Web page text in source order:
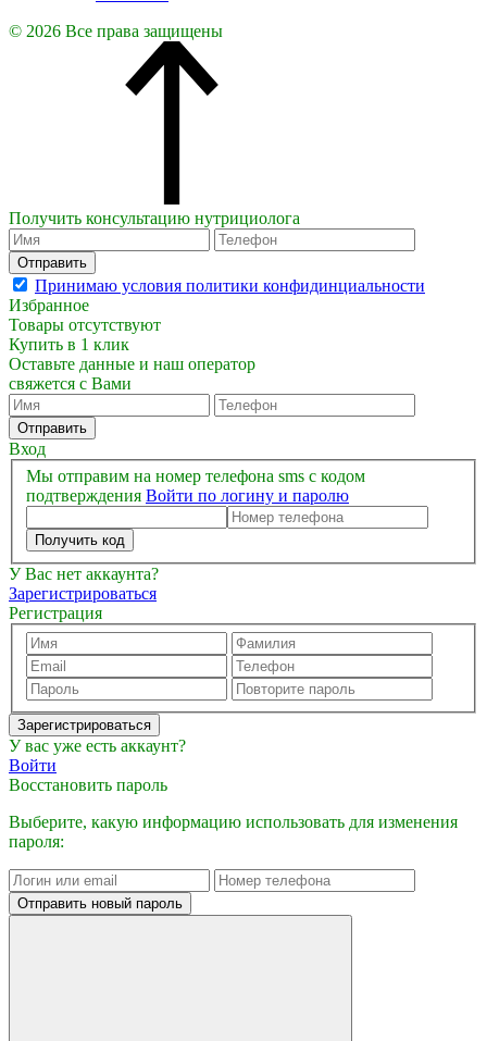
© 2026 Все права защищены
Получить консультацию нутрициолога
Отправить
Принимаю условия политики конфидинциальности
Избранное
Товары отсутствуют
Купить в 1 клик
Оставьте данные и наш оператор
свяжется с Вами
Отправить
Вход
Мы отправим на номер телефона sms с кодом
подтверждения Войти по логину и паролю
Получить код
У Вас нет аккаунта?
Зарегистрироваться
Регистрация
Зарегистрироваться
У вас уже есть аккаунт?
Войти
Восстановить пароль
Выберите, какую информацию использовать для изменения
пароля:
Отправить новый пароль